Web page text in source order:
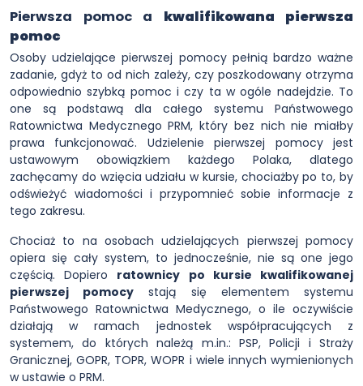
Pierwsza pomoc a kwalifikowana pierwsza
pomoc
Osoby udzielające pierwszej pomocy pełnią bardzo ważne
zadanie, gdyż to od nich zależy, czy poszkodowany otrzyma
odpowiednio szybką pomoc i czy ta w ogóle nadejdzie. To
one są podstawą dla całego systemu Państwowego
Ratownictwa Medycznego PRM, który bez nich nie miałby
prawa funkcjonować. Udzielenie pierwszej pomocy jest
ustawowym obowiązkiem każdego Polaka, dlatego
zachęcamy do wzięcia udziału w kursie, chociażby po to, by
odświeżyć wiadomości i przypomnieć sobie informacje z
tego zakresu.
Chociaż to na osobach udzielających pierwszej pomocy
opiera się cały system, to jednocześnie, nie są one jego
częścią. Dopiero ratownicy po kursie kwalifikowanej
pierwszej pomocy stają się elementem systemu
Państwowego Ratownictwa Medycznego, o ile oczywiście
działają w ramach jednostek współpracujących z
systemem, do których należą m.in.: PSP, Policji i Straży
Granicznej, GOPR, TOPR, WOPR i wiele innych wymienionych
w ustawie o PRM.